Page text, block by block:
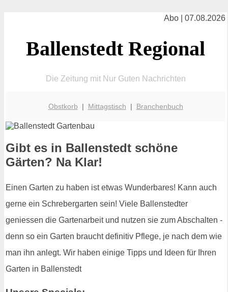
Abo | 07.08.2026
Ballenstedt Regional
Die Zeitung mit Nur Guten Nachrichten
Obstkorb | Mittagstisch | Branchenbuch
Gibt es in Ballenstedt schöne
Gärten? Na Klar!
Einen Garten zu haben ist etwas Wunderbares! Kann auch
gerne ein Schrebergarten sein! Viele Ballenstedter
geniessen die Gartenarbeit und nutzen sie zum Abschalten -
denn so ein Garten braucht definitiv Pflege, je nach dem wie
man ihn anlegt. Wir haben einige Tipps und Ideen für Ihren
Garten in Ballenstedt